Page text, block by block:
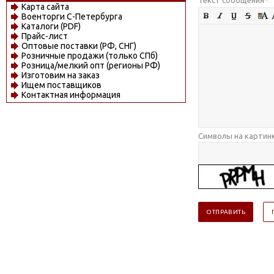
Карта сайта
Военторги С-Петербурга
Каталоги (PDF)
Прайс-лист
Оптовые поставки (РФ, СНГ)
Розничные продажи (только СПб)
Розница/мелкий опт (регионы РФ)
Изготовим на заказ
Ищем поставщиков
Контактная информация
Символы на